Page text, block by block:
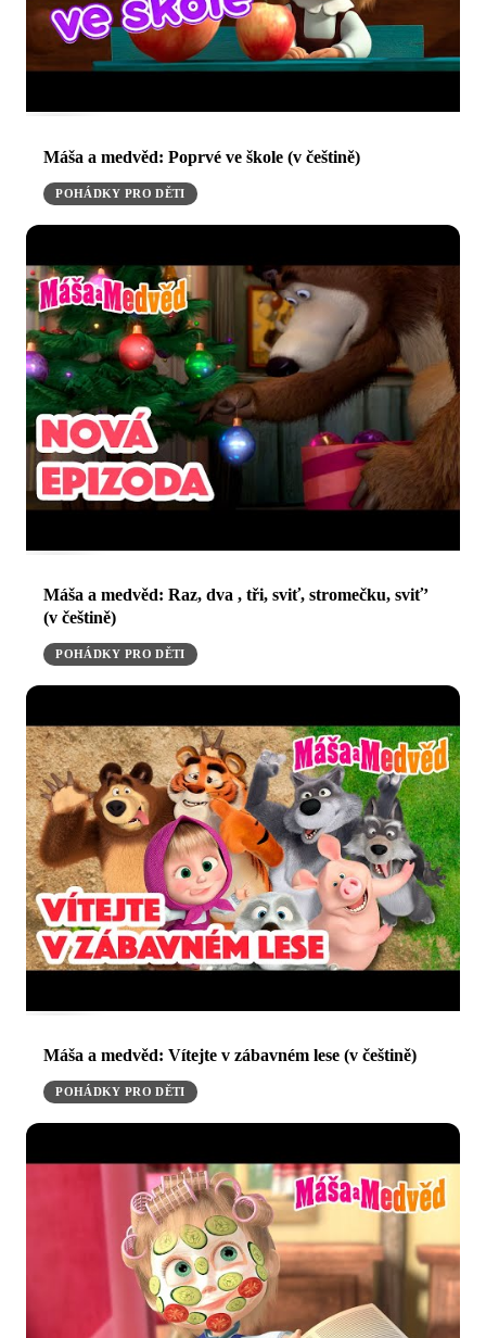
Máša a medvěd: Poprvé ve škole (v češtině)
POHÁDKY PRO DĚTI
Máša a medvěd: Raz, dva , tři, sviť, stromečku, sviť’
(v češtině)
POHÁDKY PRO DĚTI
Máša a medvěd: Vítejte v zábavném lese (v češtině)
POHÁDKY PRO DĚTI